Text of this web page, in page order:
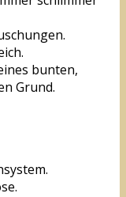
bunten,
Grund.